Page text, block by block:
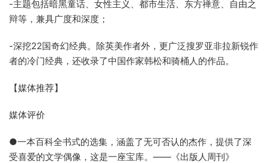
-主题包括暗黑童话、女性主义、都市生活、东方禅意、自由之
辩等，兼具广度和深度；
-深挖22国奇幻经典。除英美作者外，更广泛搜罗亚非拉新锐作
者的冷门经典，还收录了中国作家韩松和骑桶人的作品。
【媒体推荐】
媒体评价
●一本百科全书式的选集，涵盖了无可否认的杰作，提供了深
受喜爱的文学偶像，这是一座宝库。——《出版人周刊》